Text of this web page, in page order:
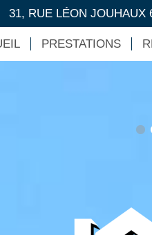
31, RUE LÉON JOUHAUX
PRESTATIONS